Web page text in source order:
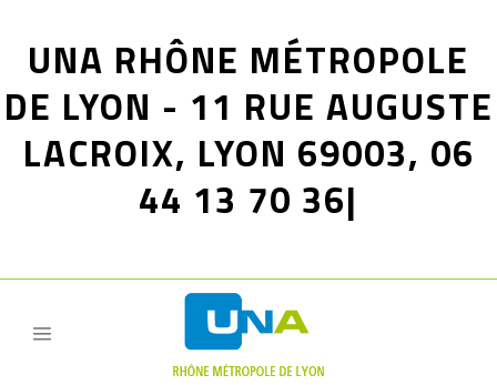
UNA RHÔNE MÉTROPOLE
DE LYON - 11 RUE AUGUSTE
LACROIX, LYON 69003, 06
44 13 70 36|